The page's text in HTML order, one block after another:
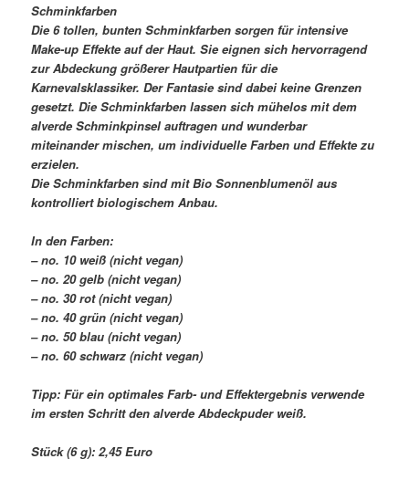
Schminkfarben
Die 6 tollen, bunten Schminkfarben sorgen für intensive
Make-up Effekte auf der Haut. Sie eignen sich hervorragend
zur Abdeckung größerer Hautpartien für die
Karnevalsklassiker. Der Fantasie sind dabei keine Grenzen
gesetzt. Die Schminkfarben lassen sich mühelos mit dem
alverde Schminkpinsel auftragen und wunderbar
miteinander mischen, um individuelle Farben und Effekte zu
erzielen.
Die Schminkfarben sind mit Bio Sonnenblumenöl aus
kontrolliert biologischem Anbau.
In den Farben:
– no. 10 weiß (nicht vegan)
– no. 20 gelb (nicht vegan)
– no. 30 rot (nicht vegan)
– no. 40 grün (nicht vegan)
– no. 50 blau (nicht vegan)
– no. 60 schwarz (nicht vegan)
Tipp: Für ein optimales Farb- und Effektergebnis verwende
im ersten Schritt den alverde Abdeckpuder weiß.
Stück (6 g): 2,45 Euro